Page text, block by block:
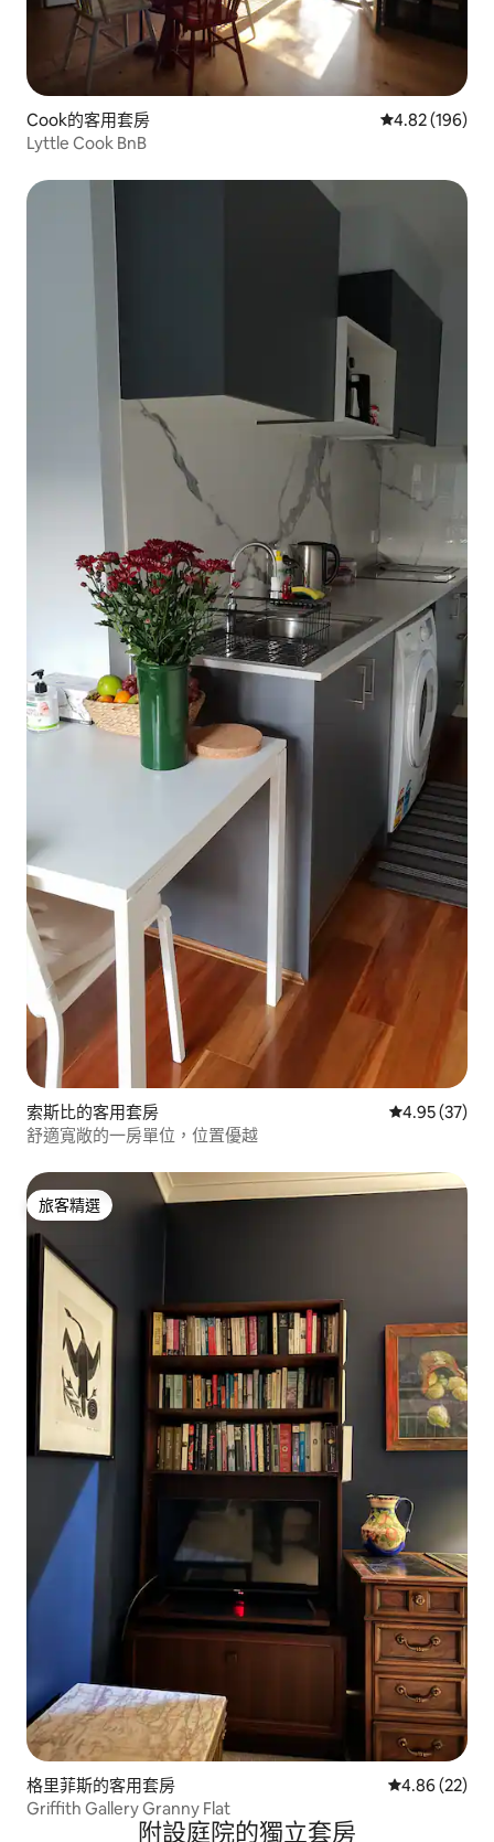
Cook的客用套房 從 196 則評價
4.82 (196)
Lyttle Cook BnB
索斯比的客用套房 從 37 則評價
4.95 (37)
舒適寬敞的一房單位，位置優越
旅客精選
旅客精選
格里菲斯的客用套房 從 22 則評價
4.86 (22)
Griffith Gallery Granny Flat
附設庭院的獨立套房